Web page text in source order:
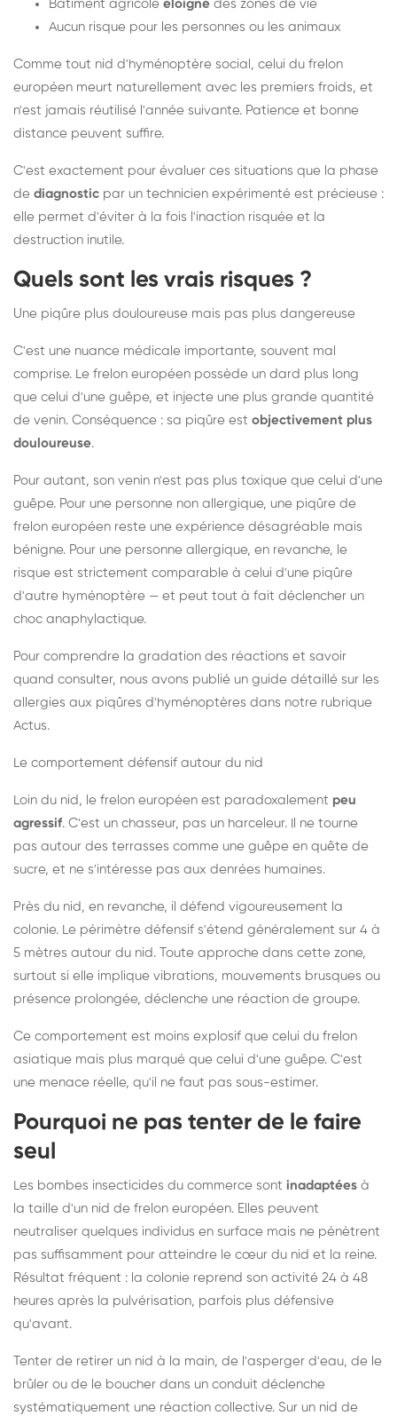
Bâtiment agricole éloigné des zones de vie
Aucun risque pour les personnes ou les animaux
Comme tout nid d'hyménoptère social, celui du frelon
européen meurt naturellement avec les premiers froids, et
n'est jamais réutilisé l'année suivante. Patience et bonne
distance peuvent suffire.
C'est exactement pour évaluer ces situations que la phase
de diagnostic par un technicien expérimenté est précieuse :
elle permet d'éviter à la fois l'inaction risquée et la
destruction inutile.
Quels sont les vrais risques ?
Une piqûre plus douloureuse mais pas plus dangereuse
C'est une nuance médicale importante, souvent mal
comprise. Le frelon européen possède un dard plus long
que celui d'une guêpe, et injecte une plus grande quantité
de venin. Conséquence : sa piqûre est objectivement plus
douloureuse.
Pour autant, son venin n'est pas plus toxique que celui d'une
guêpe. Pour une personne non allergique, une piqûre de
frelon européen reste une expérience désagréable mais
bénigne. Pour une personne allergique, en revanche, le
risque est strictement comparable à celui d'une piqûre
d'autre hyménoptère — et peut tout à fait déclencher un
choc anaphylactique.
Pour comprendre la gradation des réactions et savoir
quand consulter, nous avons publié un guide détaillé sur les
allergies aux piqûres d'hyménoptères dans notre rubrique
Actus.
Le comportement défensif autour du nid
Loin du nid, le frelon européen est paradoxalement peu
agressif. C'est un chasseur, pas un harceleur. Il ne tourne
pas autour des terrasses comme une guêpe en quête de
sucre, et ne s'intéresse pas aux denrées humaines.
Près du nid, en revanche, il défend vigoureusement la
colonie. Le périmètre défensif s'étend généralement sur 4 à
5 mètres autour du nid. Toute approche dans cette zone,
surtout si elle implique vibrations, mouvements brusques ou
présence prolongée, déclenche une réaction de groupe.
Ce comportement est moins explosif que celui du frelon
asiatique mais plus marqué que celui d'une guêpe. C'est
une menace réelle, qu'il ne faut pas sous-estimer.
Pourquoi ne pas tenter de le faire
seul
Les bombes insecticides du commerce sont inadaptées à
la taille d'un nid de frelon européen. Elles peuvent
neutraliser quelques individus en surface mais ne pénètrent
pas suffisamment pour atteindre le cœur du nid et la reine.
Résultat fréquent : la colonie reprend son activité 24 à 48
heures après la pulvérisation, parfois plus défensive
qu'avant.
Tenter de retirer un nid à la main, de l'asperger d'eau, de le
brûler ou de le boucher dans un conduit déclenche
systématiquement une réaction collective. Sur un nid de